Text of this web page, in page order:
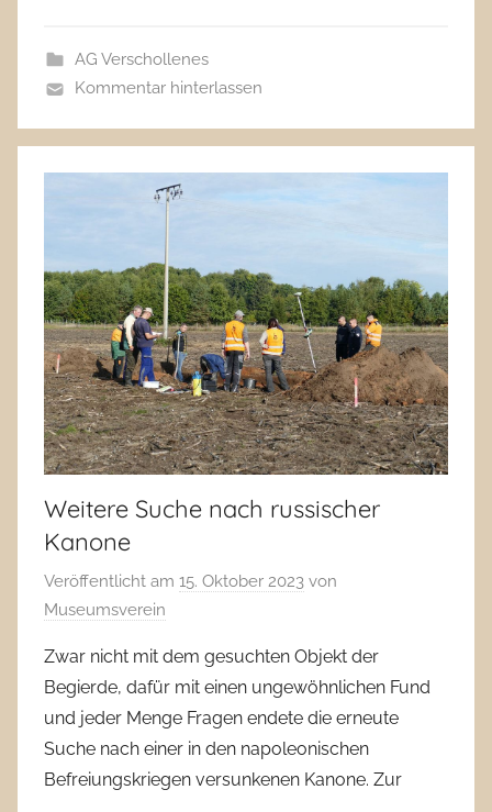
AG Verschollenes
Kommentar hinterlassen
Weitere Suche nach russischer
Kanone
Veröffentlicht am 15. Oktober 2023 von
Museumsverein
Zwar nicht mit dem gesuchten Objekt der
Begierde, dafür mit einen ungewöhnlichen Fund
und jeder Menge Fragen endete die erneute
Suche nach einer in den napoleonischen
Befreiungskriegen versunkenen Kanone. Zur